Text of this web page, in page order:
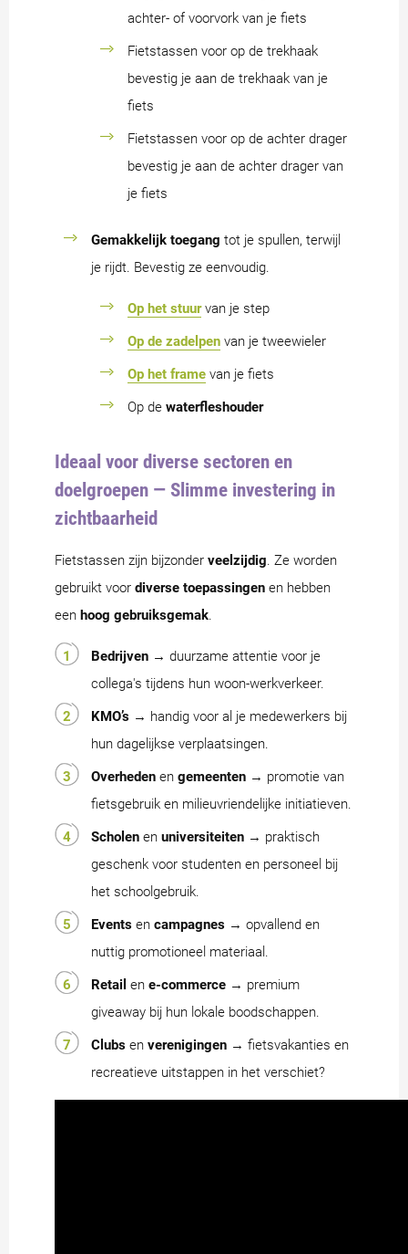
achter- of voorvork van je fiets
Fietstassen voor op de trekhaak
bevestig je aan de trekhaak van je
fiets
Fietstassen voor op de achter drager
bevestig je aan de achter drager van
je fiets
Gemakkelijk toegang tot je spullen, terwijl
je rijdt. Bevestig ze eenvoudig.
Op het stuurvan je step
Op de zadelpen van je tweewieler
Op het frame van je fiets
Op de waterfleshouder
Ideaal voor diverse sectoren en
doelgroepen — Slimme investering in
zichtbaarheid
Fietstassen zijn bijzonder veelzijdig. Ze worden
gebruikt voor diverse toepassingen en hebben
een hoog gebruiksgemak.
Bedrijven → duurzame attentie voor je
collega's tijdens hun woon-werkverkeer.
KMO’s → handig voor al je medewerkers bij
hun dagelijkse verplaatsingen.
Overheden en gemeenten → promotie van
fietsgebruik en milieuvriendelijke initiatieven.
Scholen en universiteiten → praktisch
geschenk voor studenten en personeel bij
het schoolgebruik.
Events en campagnes → opvallend en
nuttig promotioneel materiaal.
Retail en e-commerce → premium
giveaway bij hun lokale boodschappen.
Clubs en verenigingen → fietsvakanties en
recreatieve uitstappen in het verschiet?